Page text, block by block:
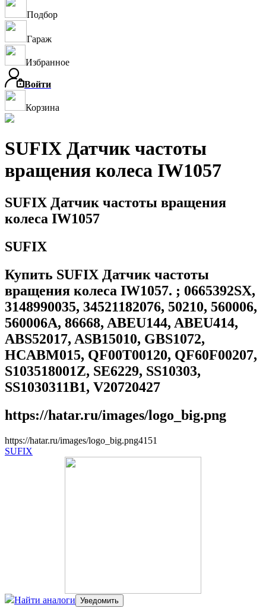
Подбор
Гараж
Избранное
Войти
Корзина
SUFIX Датчик частоты
вращения колеса IW1057
SUFIX Датчик частоты вращения
колеса IW1057
SUFIX
Купить SUFIX Датчик частоты
вращения колеса IW1057. ; 0665392SX,
3148990035, 34521182076, 50210, 560006,
560006A, 86668, ABEU144, ABEU414,
ABS52017, ASB15010, GBS1072,
HCABM015, QF00T00120, QF60F00207,
S103518001Z, SE6229, SS10303,
SS1030311B1, V20720427
https://hatar.ru/images/logo_big.png
https://hatar.ru/images/logo_big.png41 51
SUFIX
Найти аналоги